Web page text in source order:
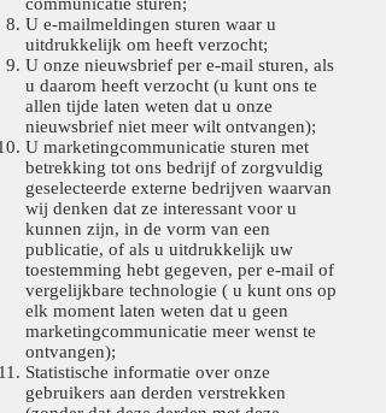
U e-mailmeldingen sturen waar u
uitdrukkelijk om heeft verzocht;
U onze nieuwsbrief per e-mail sturen, als
u daarom heeft verzocht (u kunt ons te
allen tijde laten weten dat u onze
nieuwsbrief niet meer wilt ontvangen);
U marketingcommunicatie sturen met
betrekking tot ons bedrijf of zorgvuldig
geselecteerde externe bedrijven waarvan
wij denken dat ze interessant voor u
kunnen zijn, in de vorm van een
publicatie, of als u uitdrukkelijk uw
toestemming hebt gegeven, per e-mail of
vergelijkbare technologie ( u kunt ons op
elk moment laten weten dat u geen
marketingcommunicatie meer wenst te
ontvangen);
Statistische informatie over onze
gebruikers aan derden verstrekken